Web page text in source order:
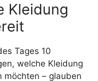
Kleidung
Tages 10
welche Kleidung
möchten – glauben